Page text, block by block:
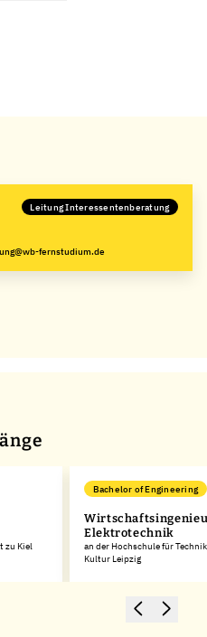
Leitung Interessentenberatung
fernstudium.de
zu Kiel
Bachelor of Engineering
Elektrotechnik
an der Hochschule für
Kultur Leipzig